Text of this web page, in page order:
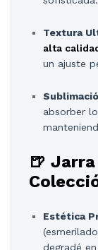
Textura
alta
un ajuste
absorber
🍺
Estética
degradé